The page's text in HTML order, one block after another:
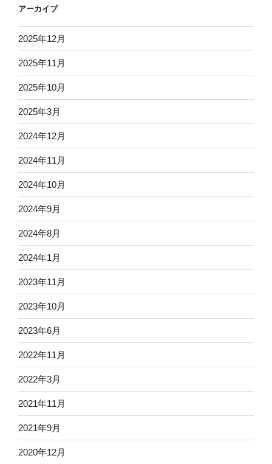
アーカイブ
2025年12月
2025年11月
2025年10月
2025年3月
2024年12月
2024年11月
2024年10月
2024年9月
2024年8月
2024年1月
2023年11月
2023年10月
2023年6月
2022年11月
2022年3月
2021年11月
2021年9月
2020年12月